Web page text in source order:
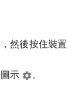
，然後按住裝置
圖示
。